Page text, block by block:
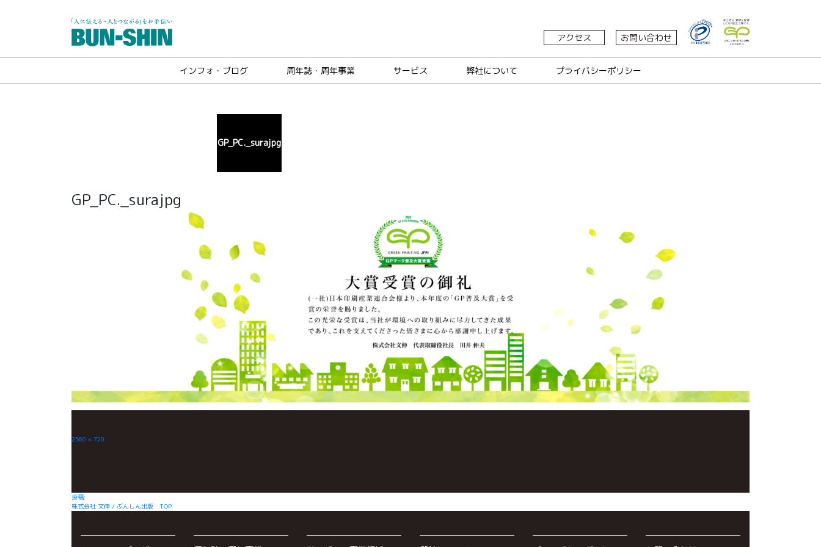
アクセス お問い合わせ
インフォ・ブログ 周年誌・周年事業 サービス 弊社について プライバシーポリシー
GP_PC._surajpg
GP_PC._surajpg
フ
2560 × 720
投
稿
投稿:
株式会社 文伸 / ぶんしん出版 TOP